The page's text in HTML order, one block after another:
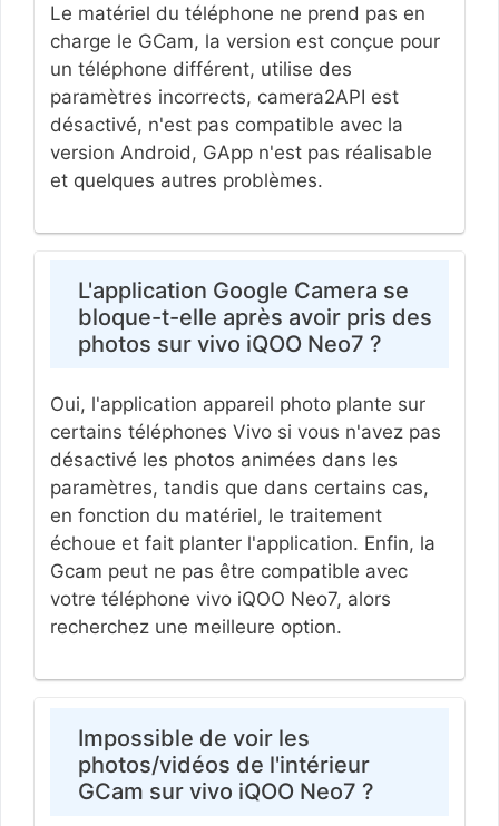
Le matériel du téléphone ne prend pas en
charge le GCam, la version est conçue pour
un téléphone différent, utilise des
paramètres incorrects, camera2API est
désactivé, n'est pas compatible avec la
version Android, GApp n'est pas réalisable
et quelques autres problèmes.
L'application Google Camera se
bloque-t-elle après avoir pris des
photos sur vivo iQOO Neo7 ?
Oui, l'application appareil photo plante sur
certains téléphones Vivo si vous n'avez pas
désactivé les photos animées dans les
paramètres, tandis que dans certains cas,
en fonction du matériel, le traitement
échoue et fait planter l'application. Enfin, la
Gcam peut ne pas être compatible avec
votre téléphone vivo iQOO Neo7, alors
recherchez une meilleure option.
Impossible de voir les
photos/vidéos de l'intérieur
GCam sur vivo iQOO Neo7 ?